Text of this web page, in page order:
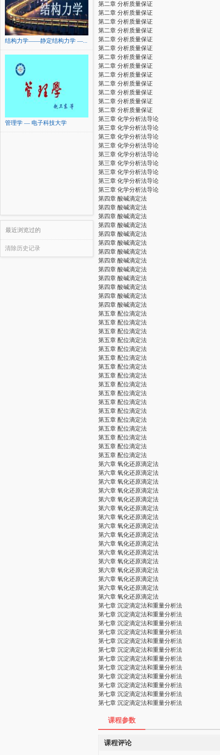
结构力学——静定结构力学 —...
管理学 — 电子科技大学
最近浏览过的
清除历史记录
第二章 分析质量保证
第二章 分析质量保证
第二章 分析质量保证
第二章 分析质量保证
第二章 分析质量保证
第二章 分析质量保证
第二章 分析质量保证
第二章 分析质量保证
第二章 分析质量保证
第二章 分析质量保证
第二章 分析质量保证
第二章 分析质量保证
第二章 分析质量保证
第三章 化学分析法导论
第三章 化学分析法导论
第三章 化学分析法导论
第三章 化学分析法导论
第三章 化学分析法导论
第三章 化学分析法导论
第三章 化学分析法导论
第三章 化学分析法导论
第三章 化学分析法导论
第四章 酸碱滴定法
第四章 酸碱滴定法
第四章 酸碱滴定法
第四章 酸碱滴定法
第四章 酸碱滴定法
第四章 酸碱滴定法
第四章 酸碱滴定法
第四章 酸碱滴定法
第四章 酸碱滴定法
第四章 酸碱滴定法
第四章 酸碱滴定法
第四章 酸碱滴定法
第四章 酸碱滴定法
第五章 配位滴定法
第五章 配位滴定法
第五章 配位滴定法
第五章 配位滴定法
第五章 配位滴定法
第五章 配位滴定法
第五章 配位滴定法
第五章 配位滴定法
第五章 配位滴定法
第五章 配位滴定法
第五章 配位滴定法
第五章 配位滴定法
第五章 配位滴定法
第五章 配位滴定法
第五章 配位滴定法
第五章 配位滴定法
第五章 配位滴定法
第六章 氧化还原滴定法
第六章 氧化还原滴定法
第六章 氧化还原滴定法
第六章 氧化还原滴定法
第六章 氧化还原滴定法
第六章 氧化还原滴定法
第六章 氧化还原滴定法
第六章 氧化还原滴定法
第六章 氧化还原滴定法
第六章 氧化还原滴定法
第六章 氧化还原滴定法
第六章 氧化还原滴定法
第六章 氧化还原滴定法
第六章 氧化还原滴定法
第六章 氧化还原滴定法
第六章 氧化还原滴定法
第七章 沉淀滴定法和重量分析法
第七章 沉淀滴定法和重量分析法
第七章 沉淀滴定法和重量分析法
第七章 沉淀滴定法和重量分析法
第七章 沉淀滴定法和重量分析法
第七章 沉淀滴定法和重量分析法
第七章 沉淀滴定法和重量分析法
第七章 沉淀滴定法和重量分析法
第七章 沉淀滴定法和重量分析法
第七章 沉淀滴定法和重量分析法
第七章 沉淀滴定法和重量分析法
第七章 沉淀滴定法和重量分析法
课程参数
课程评论